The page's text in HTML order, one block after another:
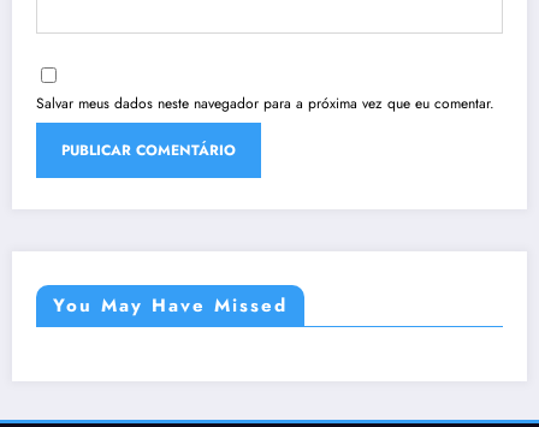
Salvar meus dados neste navegador para a próxima vez que eu comentar.
You May Have Missed